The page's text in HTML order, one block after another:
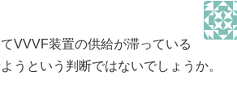
VVVF装置の供給が滞っている
うという判断ではないでしょうか。